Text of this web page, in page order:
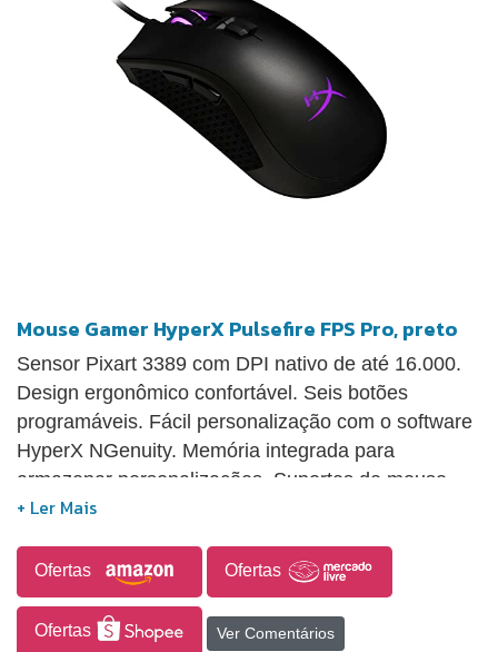
software HyperX NGenuity. Memória integrada para
armazenar personalizações.
Mouse Gamer HyperX Pulsefire FPS Pro, preto
Sensor Pixart 3389 com DPI nativo de até 16.000.
Design ergonômico confortável. Seis botões
programáveis. Fácil personalização com o software
HyperX NGenuity. Memória integrada para
armazenar personalizações. Suportes de mouse
extragrandes para um deslizamento suave e
Ofertas Ofertas
Ofertas Ver Comentários